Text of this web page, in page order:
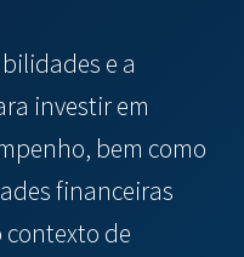
e a
investir em
bem como
financeiras
de